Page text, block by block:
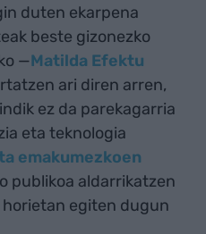
duten ekarpena
beste gizonezko
—Matilda Efektu
ari diren arren,
ez da parekagarria
eta teknologia
emakumezkoen
publikoa aldarrikatzen
egiten dugun